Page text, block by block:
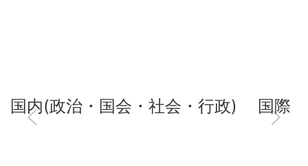
国内(政治・国会・社会・行政) 国際